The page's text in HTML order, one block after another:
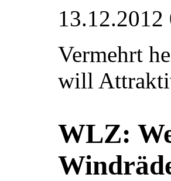
13.12.2012
Vermehrt
will
WLZ: